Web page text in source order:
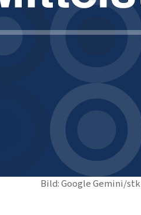
Bild: Google Gemini/